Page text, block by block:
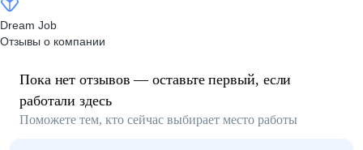
Dream Job
Отзывы о компании
Пока нет отзывов — оставьте первый, если
работали здесь
Поможете тем, кто сейчас выбирает место работы